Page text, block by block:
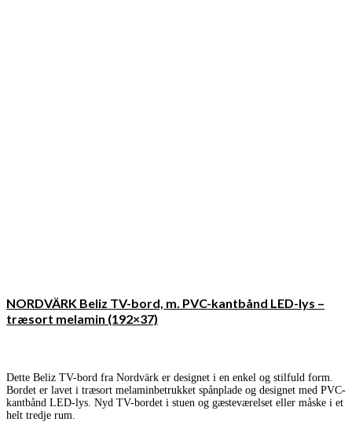
NORDVÄRK Beliz TV-bord, m. PVC-kantbånd LED-lys –
træsort melamin (192×37)
Dette Beliz TV-bord fra Nordvärk er designet i en enkel og stilfuld form.
Bordet er lavet i træsort melaminbetrukket spånplade og designet med PVC-
kantbånd LED-lys. Nyd TV-bordet i stuen og gæsteværelset eller måske i et
helt tredje rum.